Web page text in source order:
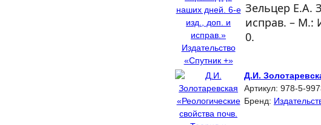
Зельцер Е.А.
исправ. – М.:
0.
Д.И.
Артикул: 978-5-
Бренд: